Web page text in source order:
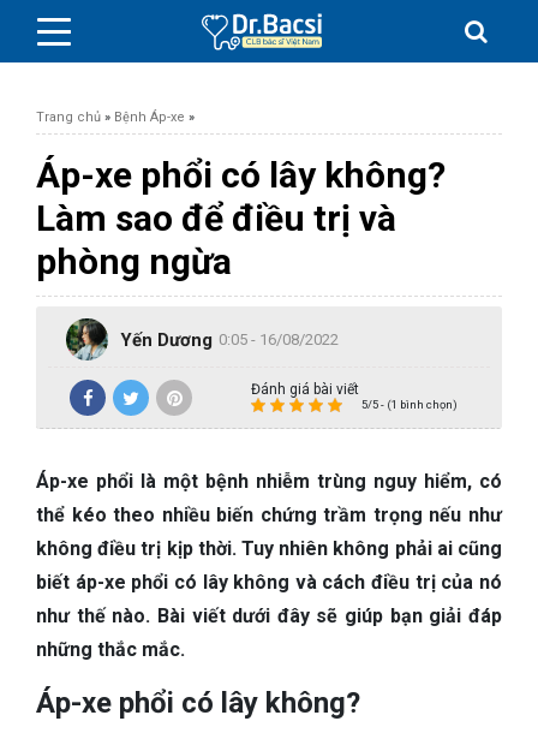
BỆNH DA LIỄU
BỆNH PHỤ KHOA
BỆNH XƯƠNG KHỚP
SỨC KHỎE GIỚI TÍNH
TAI – MŨI – HỌNG
TIÊU HÓA
DA LIỄU THẨM MỸ
Trang chủ » Bệnh Áp-xe »
Áp-xe phổi có lây không?
Làm sao để điều trị và
phòng ngừa
Yến Dương 0:05 - 16/08/2022
Đánh giá bài viết
5/5 - (1 bình chọn)
Áp-xe phổi là một bệnh nhiễm trùng nguy hiểm, có
thể kéo theo nhiều biến chứng trầm trọng nếu như
không điều trị kịp thời. Tuy nhiên không phải ai cũng
biết áp-xe phổi có lây không và cách điều trị của nó
như thế nào. Bài viết dưới đây sẽ giúp bạn giải đáp
những thắc mắc.
Áp-xe phổi có lây không?